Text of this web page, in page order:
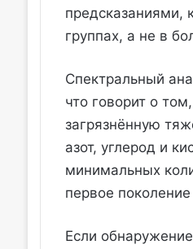
предсказаниями,
группах, а не в
Спектральный
что говорит о
загрязнённую
азот, углерод и
минимальных
первое поколение
Если